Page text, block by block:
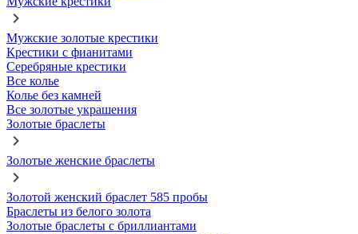
Мужские золотые крестики
Крестики с фианитами
Серебряные крестики
Все колье
Колье без камней
Все золотые украшения
Золотые браслеты
Золотые женские браслеты
Золотой женский браслет 585 пробы
Браслеты из белого золота
Золотые браслеты с бриллиантами